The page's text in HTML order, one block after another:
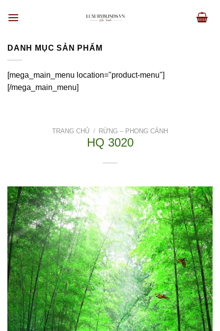
DANH MỤC SẢN PHẨM
[mega_main_menu location="product-menu"]
[/mega_main_menu]
TRANG CHỦ / RỪNG – PHONG CẢNH
HQ 3020